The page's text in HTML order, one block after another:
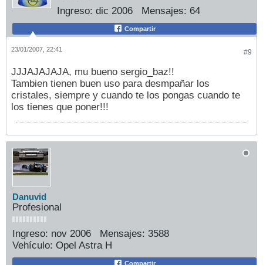
Ingreso: dic 2006 Mensajes: 64
Compartir
#9
23/01/2007, 22:41
JJJAJAJAJA, mu bueno sergio_baz!!
Tambien tienen buen uso para desmpañar los
cristales, siempre y cuando te los pongas cuando te
los tienes que poner!!!
Danuvid
Profesional
Ingreso: nov 2006 Mensajes: 3588
Vehículo: Opel Astra H
Compartir